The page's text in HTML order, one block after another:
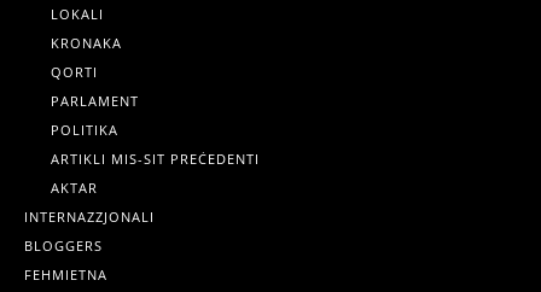
LOKALI
KRONAKA
QORTI
PARLAMENT
POLITIKA
ARTIKLI MIS-SIT PREĊEDENTI
AKTAR
INTERNAZZJONALI
BLOGGERS
FEHMIETNA